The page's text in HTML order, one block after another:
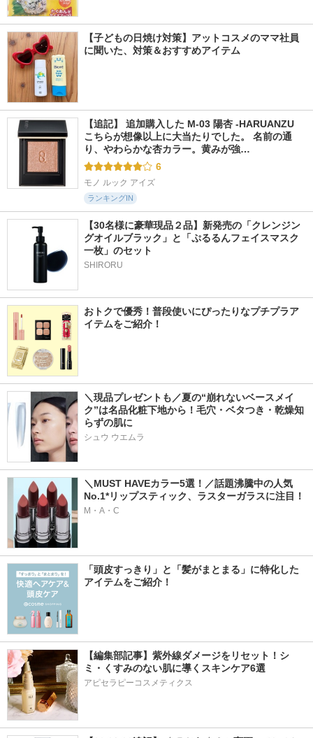
【子どもの日焼け対策】アットコスメのママ社員
に聞いた、対策＆おすすめアイテム
【追記】 追加購入した M-03 陽杏 -HARUANZU
こちらが想像以上に大当たりでした。 名前の通
り、やわらかな杏カラー。黄みが強…
6
モノ ルック アイズ
ランキングIN
【30名様に豪華現品２品】新発売の「クレンジン
グオイルブラック」と「ぷるるんフェイスマスク
一枚」のセット
SHIRORU
おトクで優秀！普段使いにぴったりなプチプラア
イテムをご紹介！
＼現品プレゼントも／夏の“崩れないベースメイ
ク”は名品化粧下地から！毛穴・ベタつき・乾燥知
らずの肌に
シュウ ウエムラ
＼MUST HAVEカラー5選！／話題沸騰中の人気
No.1*リップスティック、ラスターガラスに注目！
M・A・C
「頭皮すっきり」と「髪がまとまる」に特化した
アイテムをご紹介！
【編集部記事】紫外線ダメージをリセット！シ
ミ・くすみのない肌に導くスキンケア6選
アピセラピーコスメティクス